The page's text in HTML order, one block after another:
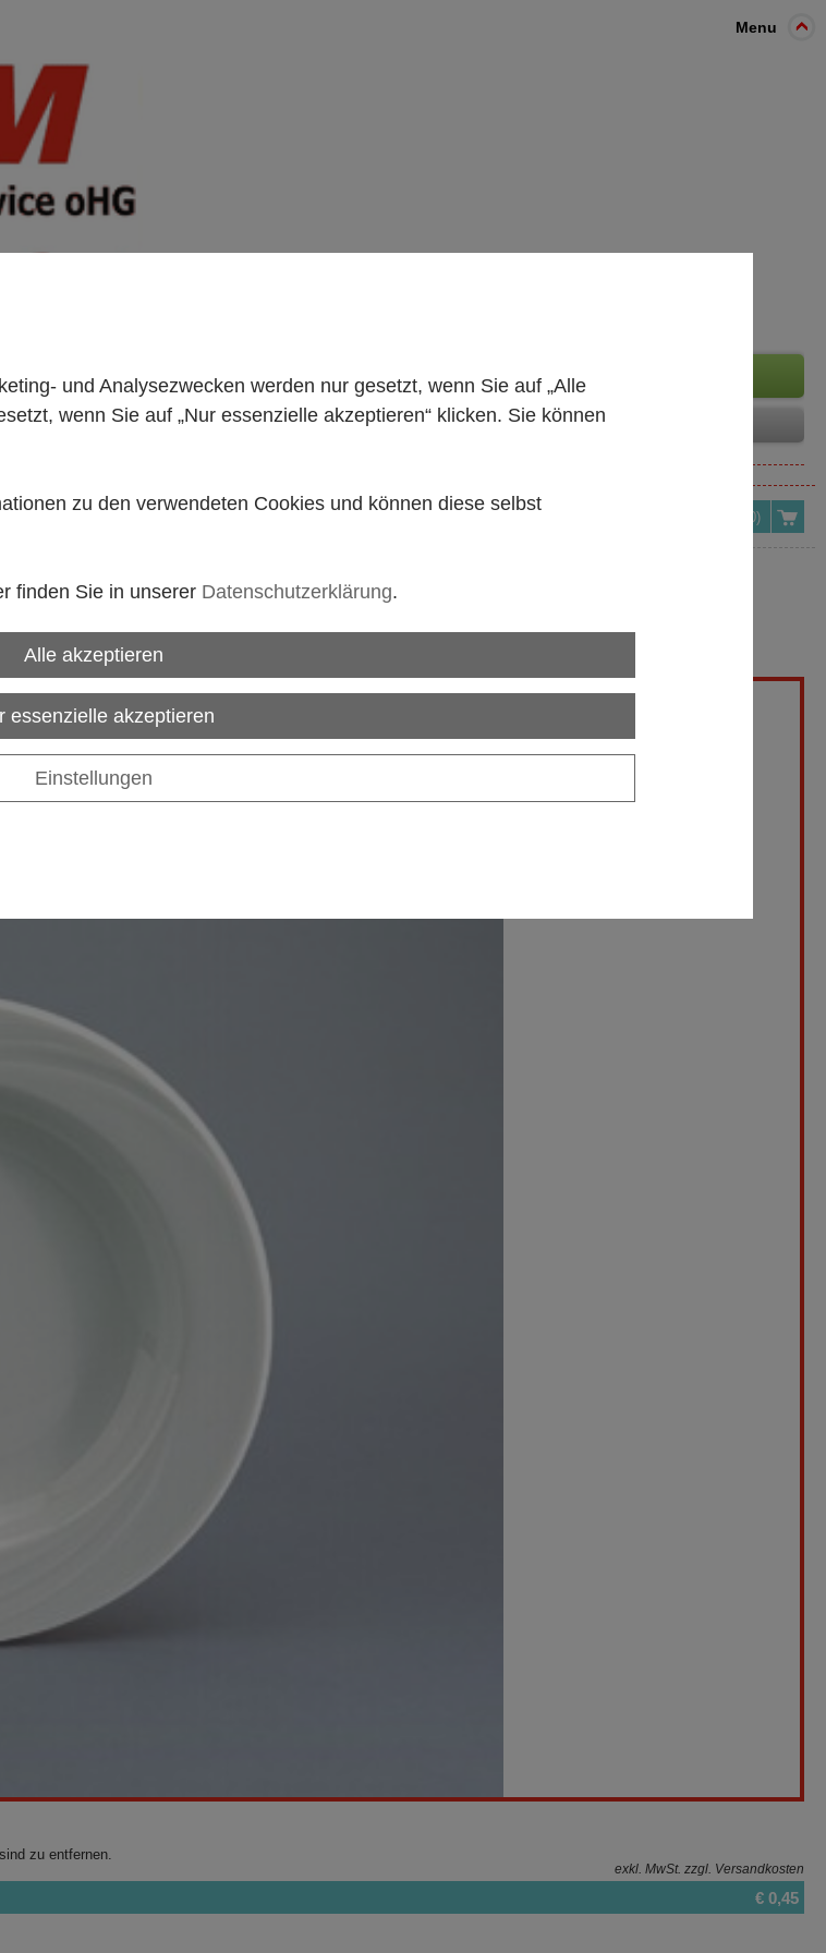
Menu
+49 261 98899933
(0)
zu entfernen.
exkl. MwSt. zzgl. Versandkosten
€ 0,45
und Analysezwecken werden nur gesetzt, wenn Sie auf „Alle
wenn Sie auf „Nur essenzielle akzeptieren“ klicken. Sie können
zu den verwendeten Cookies und können diese selbst
finden Sie in unserer Datenschutzerklärung.
Alle akzeptieren
essenzielle akzeptieren
Einstellungen